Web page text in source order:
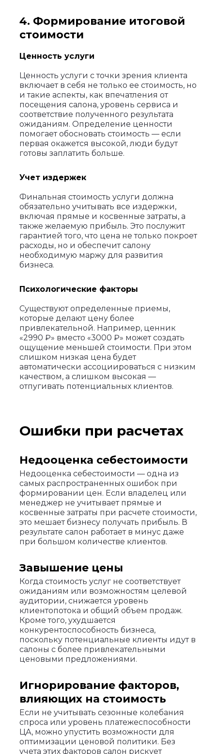
4. Формирование итоговой
стоимости
Ценность услуги
Ценность услуги с точки зрения клиента
включает в себя не только ее стоимость, но
и такие аспекты, как впечатления от
посещения салона, уровень сервиса и
соответствие полученного результата
ожиданиям. Определение ценности
помогает обосновать стоимость — если
первая окажется высокой, люди будут
готовы заплатить больше.
Учет издержек
Финальная стоимость услуги должна
обязательно учитывать все издержки,
включая прямые и косвенные затраты, а
также желаемую прибыль. Это послужит
гарантией того, что цена не только покроет
расходы, но и обеспечит салону
необходимую маржу для развития
бизнеса.
Психологические факторы
Существуют определенные приемы,
которые делают цену более
привлекательной. Например, ценник
«2990 ₽» вместо «3000 ₽» может создать
ощущение меньшей стоимости. При этом
слишком низкая цена будет
автоматически ассоциироваться с низким
качеством, а слишком высокая —
отпугивать потенциальных клиентов.
Ошибки при расчетах
Недооценка себестоимости
Недооценка себестоимости — одна из
самых распространенных ошибок при
формировании цен. Если владелец или
менеджер не учитывает прямые и
косвенные затраты при расчете стоимости,
это мешает бизнесу получать прибыль. В
результате салон работает в минус даже
при большом количестве клиентов.
Завышение цены
Когда стоимость услуг не соответствует
ожиданиям или возможностям целевой
аудитории, снижается уровень
клиентопотока и общий объем продаж.
Кроме того, ухудшается
конкурентоспособность бизнеса,
поскольку потенциальные клиенты идут в
салоны с более привлекательными
ценовыми предложениями.
Игнорирование факторов,
влияющих на стоимость
Если не учитывать сезонные колебания
спроса или уровень платежеспособности
ЦА, можно упустить возможности для
оптимизации ценовой политики. Без
учета этих факторов салон рискует